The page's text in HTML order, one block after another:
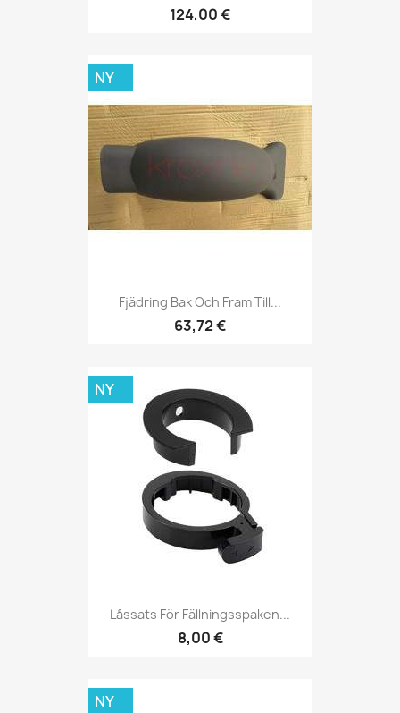
124,00 €
Fjädring Bak Och Fram Till...
63,72 €
NY
Låssats För Fällningsspaken...
8,00 €
NY
NY